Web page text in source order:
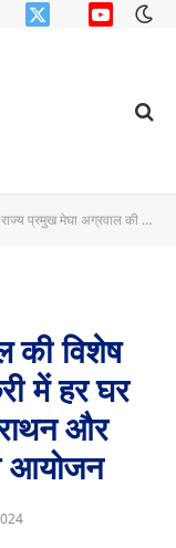
X
YouTube
मेघा अग्रवाल की विशेष खबर-* नगर पंचायत कुनकुरी में हर घर तिरंगा कार्यक्रम के तहत मैराथन और रंगोली प्रतियोगिता का हुआ आयोजन
की विशेष
में हर घर
और
आयोजन